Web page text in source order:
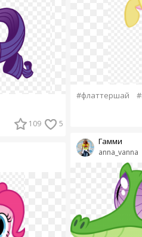
109 5
#флаттершай
anna_vanna
Гамми